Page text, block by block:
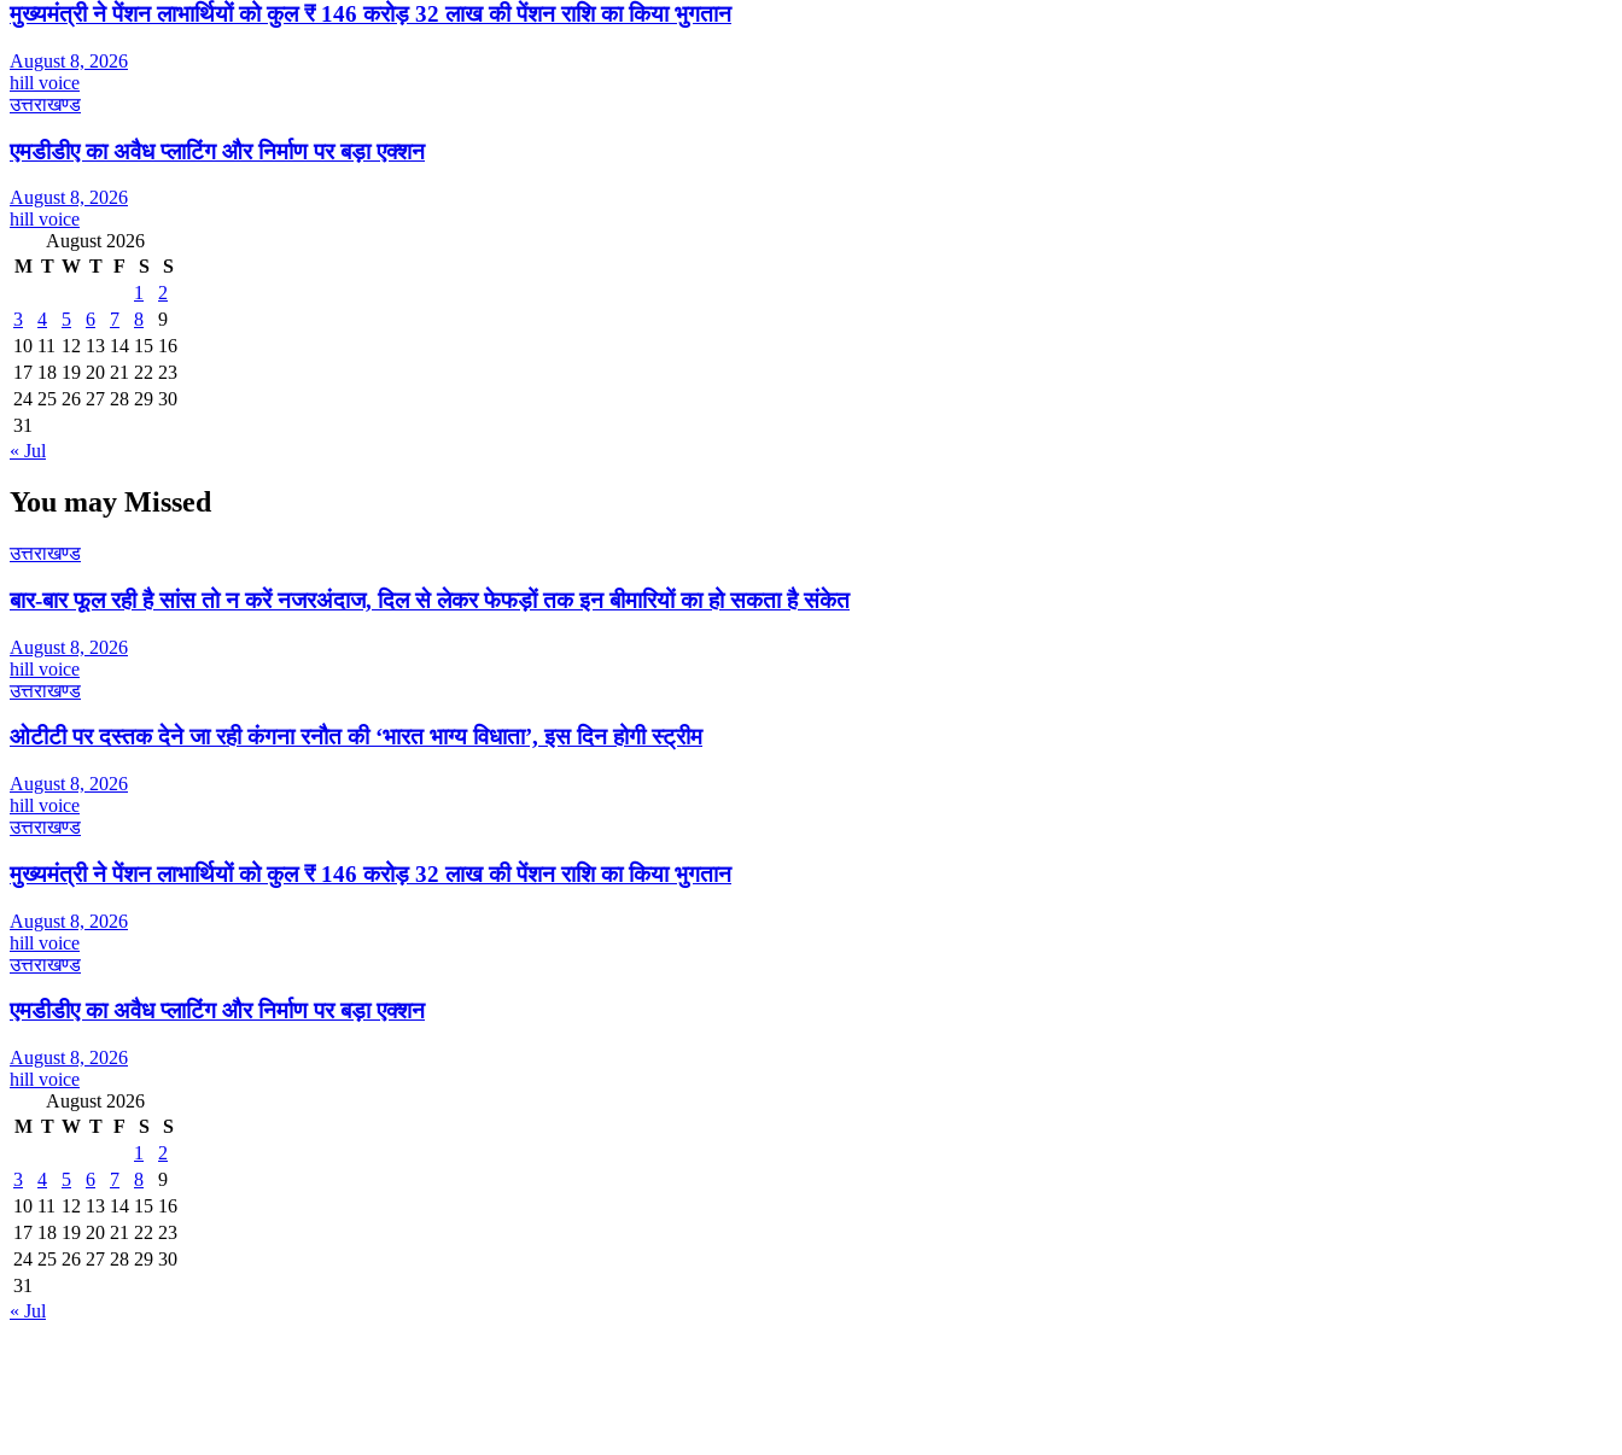
मुख्यमंत्री ने पेंशन लाभार्थियों को कुल ₹ 146 करोड़ 32 लाख की पेंशन राशि का किया भुगतान
August 8, 2026
hill voice
उत्तराखण्ड
एमडीडीए का अवैध प्लाटिंग और निर्माण पर बड़ा एक्शन
August 8, 2026
hill voice
August 2026
M T W T F S
S
1
2
3
4 5 6 7 8
9
10 11 12 13 14 15 16
17 18 19 20 21 22 23
24 25 26 27 28 29 30
31
« Jul
You may Missed
उत्तराखण्ड
बार-बार फूल रही है सांस तो न करें नजरअंदाज, दिल से लेकर फेफड़ों तक इन बीमारियों का हो सकता है संकेत
August 8, 2026
hill voice
उत्तराखण्ड
ओटीटी पर दस्तक देने जा रही कंगना रनौत की ‘भारत भाग्य विधाता’, इस दिन होगी स्ट्रीम
August 8, 2026
hill voice
उत्तराखण्ड
मुख्यमंत्री ने पेंशन लाभार्थियों को कुल ₹ 146 करोड़ 32 लाख की पेंशन राशि का किया भुगतान
August 8, 2026
hill voice
उत्तराखण्ड
एमडीडीए का अवैध प्लाटिंग और निर्माण पर बड़ा एक्शन
August 8, 2026
hill voice
August 2026
M T W T F S
S
1
2
3
4 5 6 7 8
9
10 11 12 13 14 15 16
17 18 19 20 21 22 23
24 25 26 27 28 29 30
31
« Jul